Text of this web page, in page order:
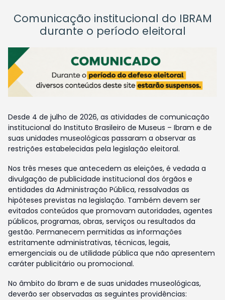
Comunicação institucional do IBRAM
durante o período eleitoral
Desde 4 de julho de 2026, as atividades de comunicação
institucional do Instituto Brasileiro de Museus – Ibram e de
suas unidades museológicas passaram a observar as
restrições estabelecidas pela legislação eleitoral.
Nos três meses que antecedem as eleições, é vedada a
divulgação de publicidade institucional dos órgãos e
entidades da Administração Pública, ressalvadas as
hipóteses previstas na legislação. Também devem ser
evitados conteúdos que promovam autoridades, agentes
públicos, programas, obras, serviços ou resultados da
gestão. Permanecem permitidas as informações
estritamente administrativas, técnicas, legais,
emergenciais ou de utilidade pública que não apresentem
caráter publicitário ou promocional.
No âmbito do Ibram e de suas unidades museológicas,
deverão ser observadas as seguintes providências: